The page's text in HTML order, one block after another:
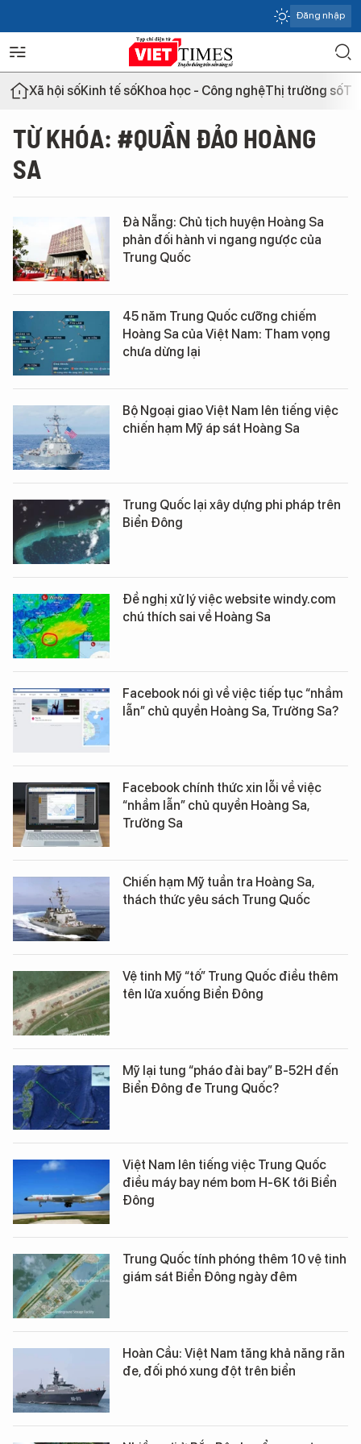
Đăng nhập
Xã hội sốKinh tế sốKhoa học - Công nghệThị trường số
TỪ KHÓA: #QUẦN ĐẢO HOÀNG
SA
Đà Nẵng: Chủ tịch huyện Hoàng Sa
phản đối hành vi ngang ngược của
Trung Quốc
45 năm Trung Quốc cưỡng chiếm
Hoàng Sa của Việt Nam: Tham vọng
chưa dừng lại
Bộ Ngoại giao Việt Nam lên tiếng việc
chiến hạm Mỹ áp sát Hoàng Sa
Trung Quốc lại xây dựng phi pháp trên
Biển Đông
Đề nghị xử lý việc website windy.com
chú thích sai về Hoàng Sa
Facebook nói gì về việc tiếp tục “nhầm
lẫn” chủ quyền Hoàng Sa, Trường Sa?
Facebook chính thức xin lỗi về việc
“nhầm lẫn” chủ quyền Hoàng Sa,
Trường Sa
Chiến hạm Mỹ tuần tra Hoàng Sa,
thách thức yêu sách Trung Quốc
Vệ tinh Mỹ “tố” Trung Quốc điều thêm
tên lửa xuống Biển Đông
Mỹ lại tung “pháo đài bay” B-52H đến
Biển Đông đe Trung Quốc?
Việt Nam lên tiếng việc Trung Quốc
điều máy bay ném bom H-6K tới Biển
Đông
Trung Quốc tính phóng thêm 10 vệ tinh
giám sát Biển Đông ngày đêm
Hoàn Cầu: Việt Nam tăng khả năng răn
đe, đối phó xung đột trên biển